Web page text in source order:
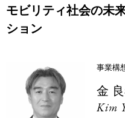
モビリティ社会の未
ション
事業構
金
Kim